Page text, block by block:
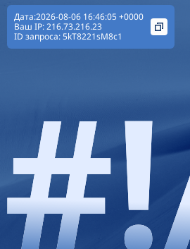
Дата:2026-08-06 16:46:05 +0000
Ваш IP:216.73.216.23
ID запроса:5kT8221sM8c1